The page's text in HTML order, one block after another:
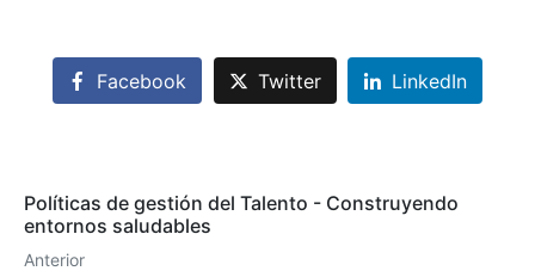
Facebook Twitter LinkedIn
Políticas de gestión del Talento - Construyendo
entornos saludables
Anterior